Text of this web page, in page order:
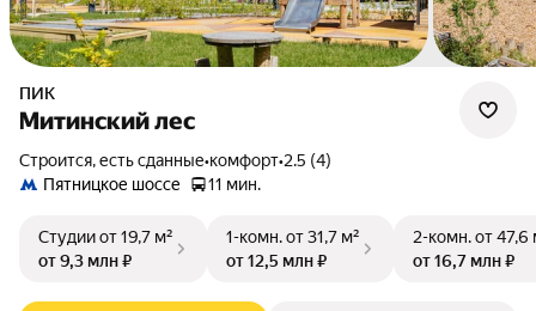
ПИК
Митинский лес
Строится, есть сданные•комфорт•2.5 (4)
Пятницкое шоссе
11 мин.
Студииот 19,7 м²
от 9,3 млн ₽
1-комн.от 31,7 м²
от 12,5 млн ₽
2-комн.от 47,6
от 16,7 млн ₽